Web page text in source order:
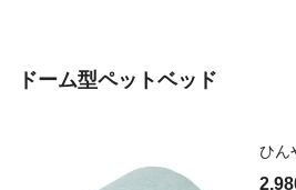
ドーム型ペットベッド
ひん